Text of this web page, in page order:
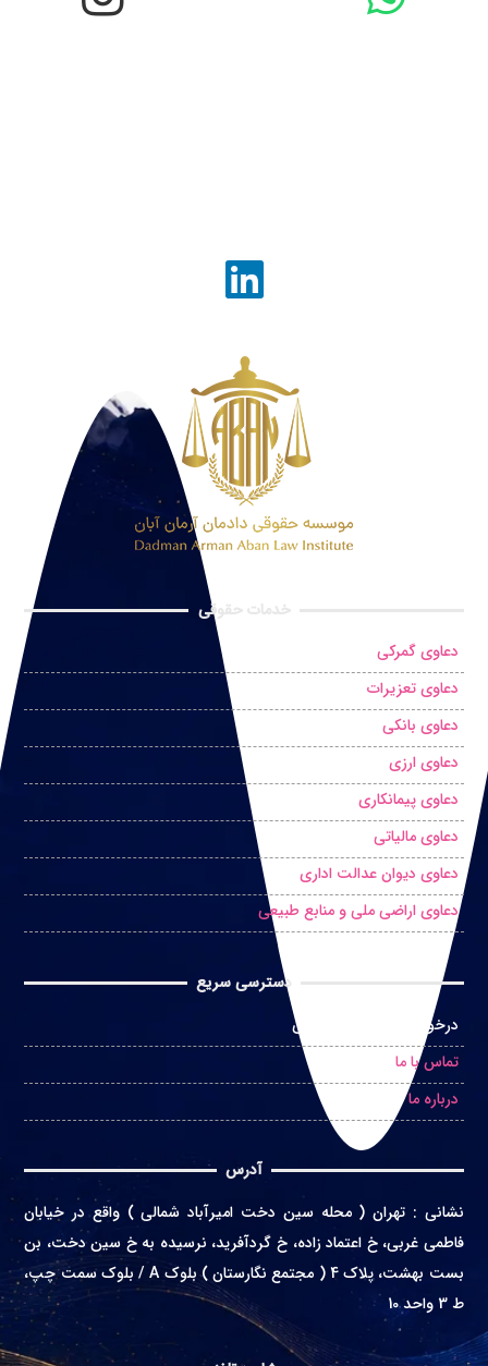
خدمات حقوقی
دعاوی گمرکی
دعاوی تعزیرات
دعاوی بانکی
دعاوی ارزی
دعاوی پیمانکاری
دعاوی مالیاتی
دعاوی دیوان عدالت اداری
دعاوی اراضی ملی و منابع طبیعی
دسترسی سریع
درخواست مشاوره حضوری
تماس با ما
درباره ما
آدرس
نشانی : تهران ( محله سین دخت امیرآباد شمالی ) واقع در خیابان
فاطمی غربی، خ اعتماد زاده، خ گردآفرید، نرسیده به خ سین دخت، بن
بست بهشت، پلاک 4 ( مجتمع نگارستان ) بلوک A / بلوک سمت چپ،
ط 3 واحد 10